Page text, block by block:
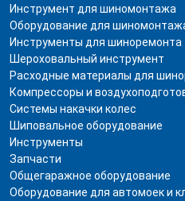
Инструмент для шиномонтажа
Оборудование для
Инструменты для шиноремонта
Шероховальный инструмент
Расходные материалы для
Компрессоры и
Системы накачки колес
Шиповальное оборудование
Инструменты
Запчасти
Общегаражное оборудование
Оборудование для автомоек и